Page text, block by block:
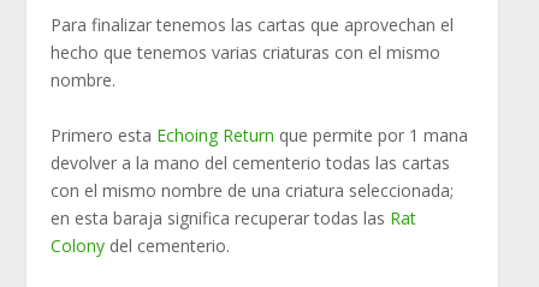
Para finalizar tenemos las cartas que aprovechan el
hecho que tenemos varias criaturas con el mismo
nombre.
Primero esta Echoing Return que permite por 1 mana
devolver a la mano del cementerio todas las cartas
con el mismo nombre de una criatura seleccionada;
en esta baraja significa recuperar todas las Rat
Colony del cementerio.